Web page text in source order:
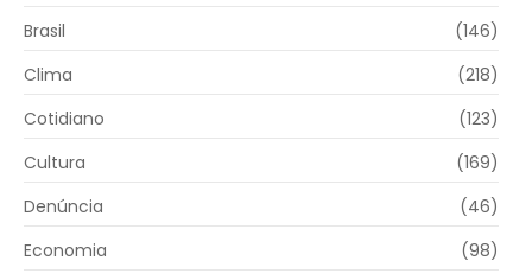
Brasil
(146)
Clima
(218)
Cotidiano
(123)
Cultura
(169)
Denúncia
(46)
Economia
(98)